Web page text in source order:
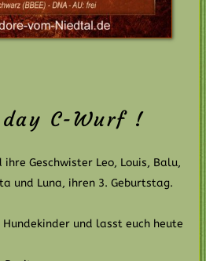
C-Wurf !
Geschwister Leo, Louis, Balu,
und Luna, ihren 3. Geburtstag.
und lasst euch heute